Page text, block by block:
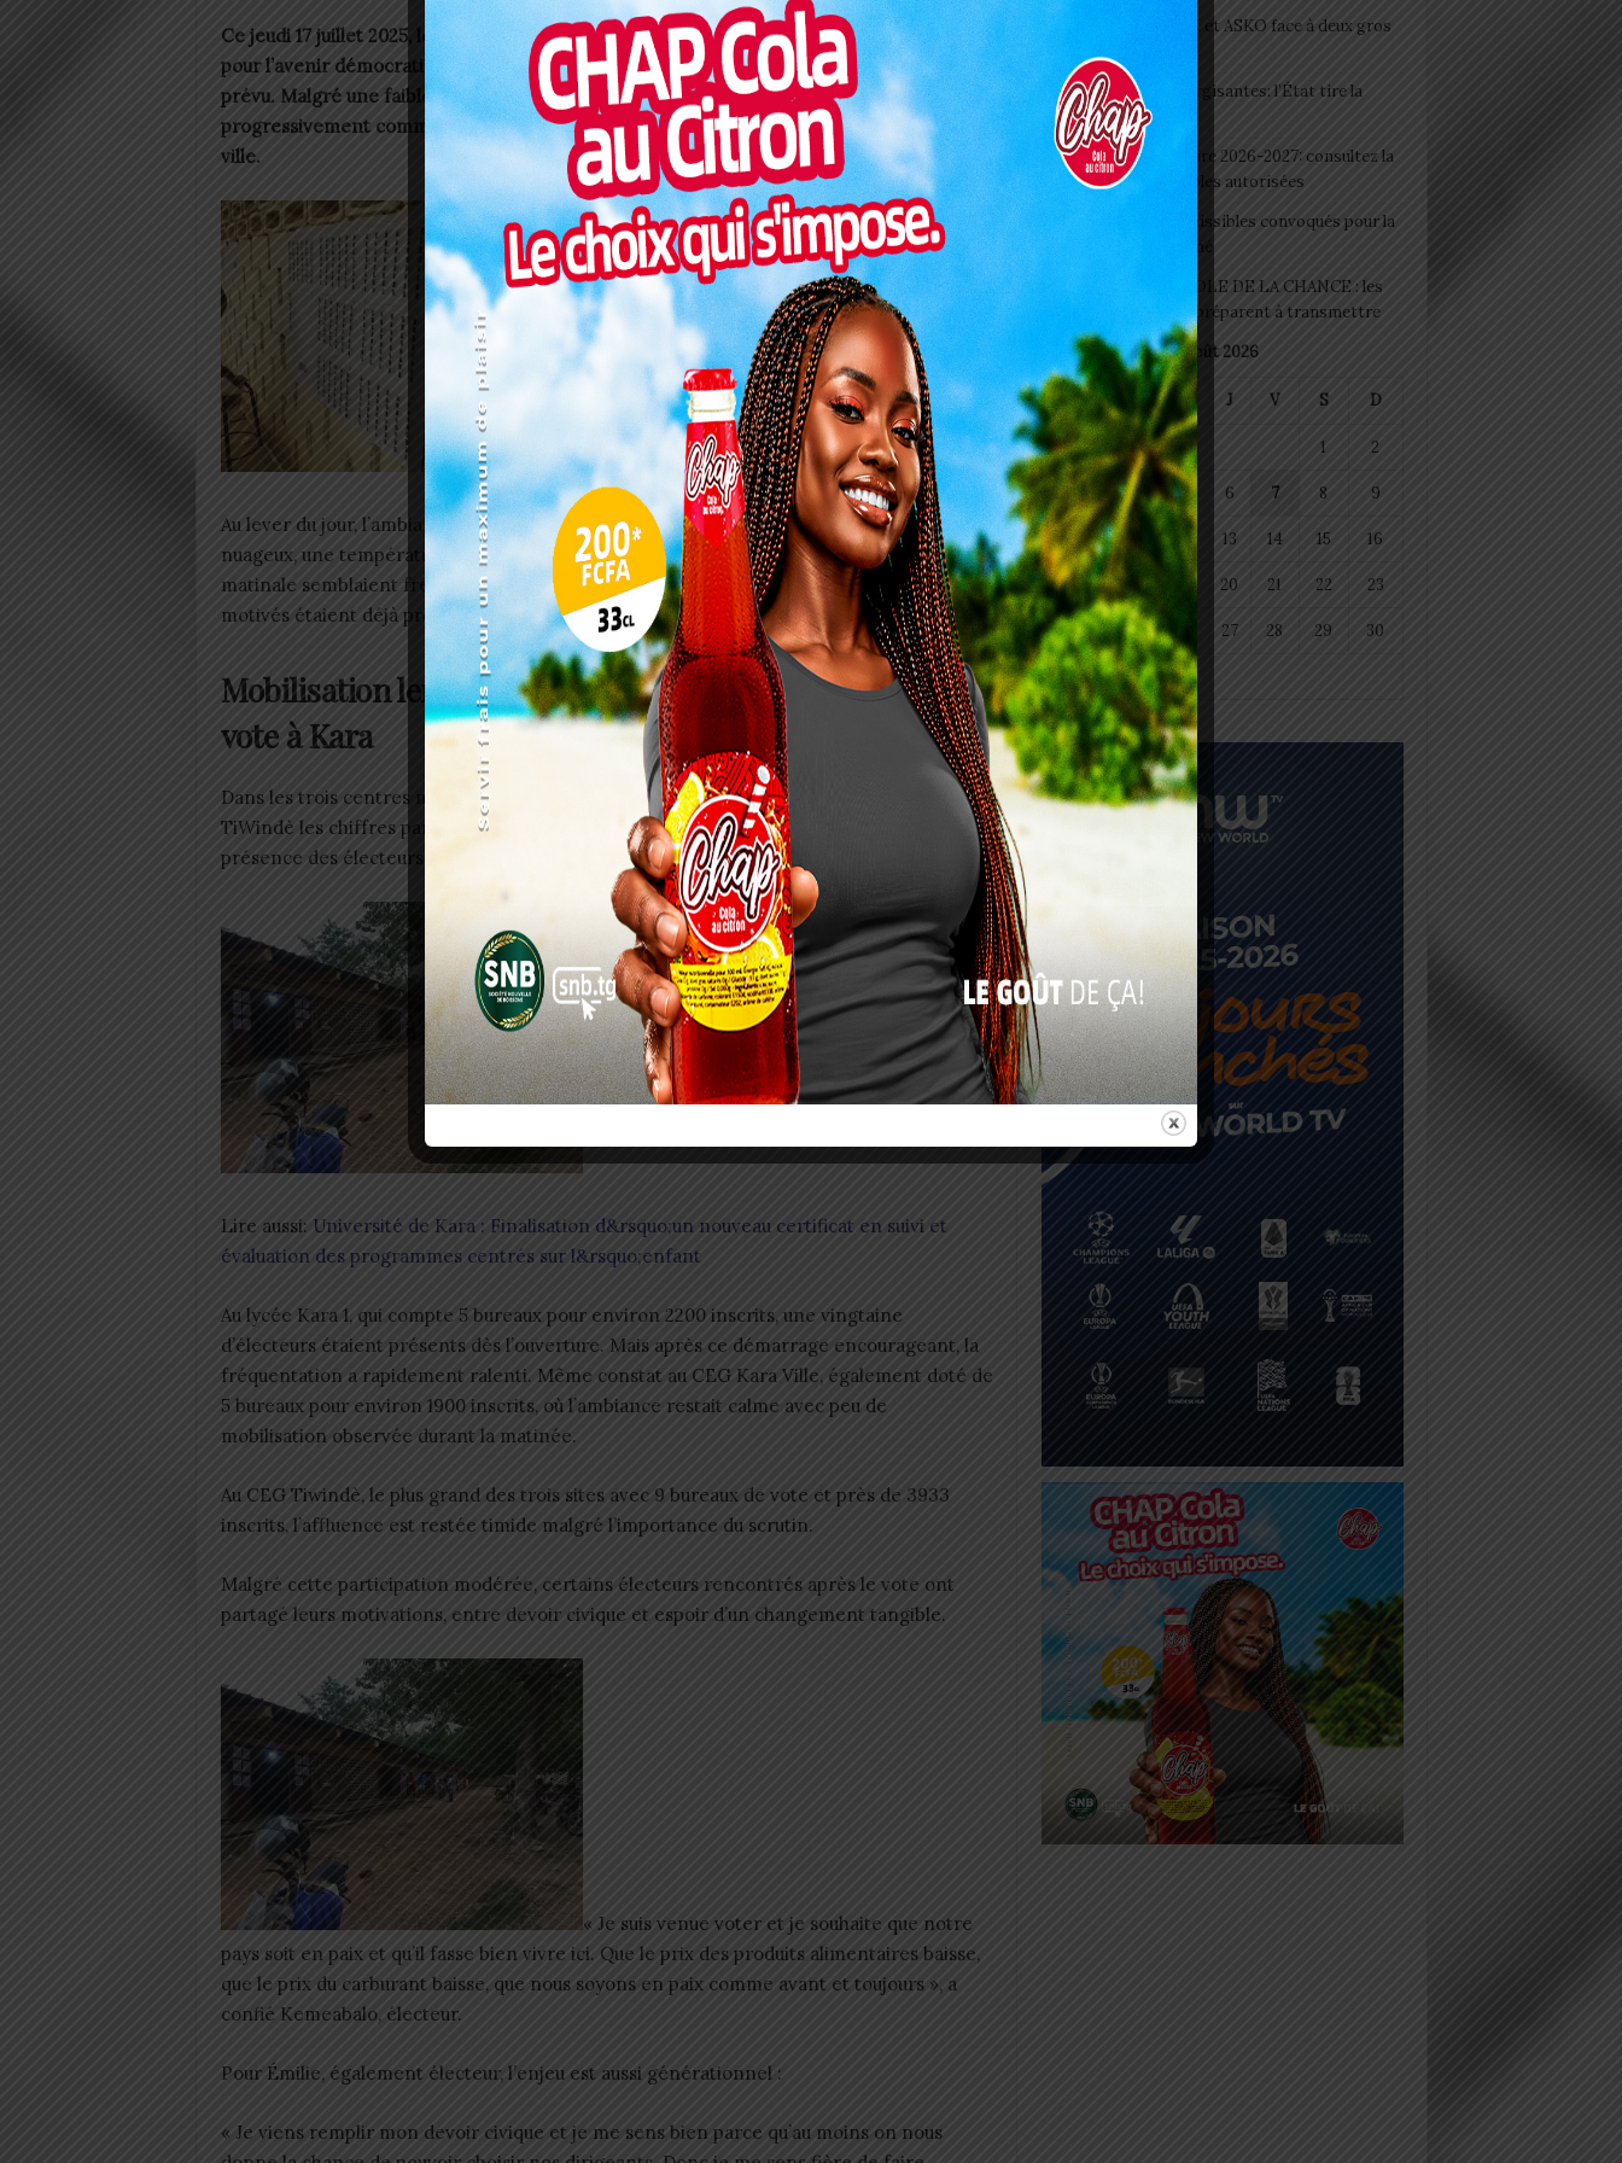
Ce jeudi 17 juillet 2025, les électeurs togolais se sont rendus aux urnes pour un scrutin
pour l’avenir démocratique du Togo. À Kara, les bureaux de vote ont ouvert à 7h comme
prévu. Malgré une faible affluence en début de matinée, les électeurs ont
progressivement commencé à se mobiliser dans les principaux centres de vote de la
ville.
Au lever du jour, l’ambiance était plutôtcalmedans les centres de vote de Kara. Le ciel
nuageux, une température douce d’environ 25°C et une humidité marquée par la rosée
matinale semblaient freiner les premiers déplacements. Pourtant, quelques citoyens
motivés étaient déjà présents dès l’ouverture.
Mobilisation lente mais palpable dans les centres de
vote à Kara
Dans les trois centres majeurs visités : le lycée Kara 1, le CEG Kara Ville et le CEG
TiWindè les chiffres parlent d’eux-mêmes : la participation a démarré lentement, mais la
présence des électeurs s’est intensifiée au fil des heures.
Lire aussi: Université de Kara : Finalisation d&rsquo;un nouveau certificat en suivi et
évaluation des programmes centrés sur l&rsquo;enfant
Au lycée Kara 1, qui compte 5 bureaux pour environ 2200 inscrits, une vingtaine
d’électeurs étaient présents dès l’ouverture. Mais après ce démarrage encourageant, la
fréquentation a rapidement ralenti. Même constat au CEG Kara Ville, également doté de
5 bureaux pour environ 1900 inscrits, où l’ambiance restait calme avec peu de
mobilisation observée durant la matinée.
Au CEG Tiwindè, le plus grand des trois sites avec 9 bureaux de vote et près de 3933
inscrits, l’affluence est restée timide malgré l’importance du scrutin.
Malgré cette participation modérée, certains électeurs rencontrés après le vote ont
partagé leurs motivations, entre devoir civique et espoir d’un changement tangible.
« Je suis venue voter et je souhaite que notre
pays soit en paix et qu’il fasse bien vivre ici. Que le prix des produits alimentaires baisse,
que le prix du carburant baisse, que nous soyons en paix comme avant et toujours », a
confié Kemeabalo, électeur.
Pour Émilie, également électeur, l’enjeu est aussi générationnel :
« Je viens remplir mon devoir civique et je me sens bien parce qu’au moins on nous
Interclubs CAF: ASCK et ASKO face à deux gros
morceaux
Togo/ Boissons énergisantes: l’État tire la
sonnette d’alarme
Togo/ Rentrée scolaire 2026-2027: consultez la
liste officielle des écoles autorisées
ESSAL 2026 : les admissibles convoqués pour la
visite médicale à Lomé
SWEDD+ Togo / ECOLE DE LA CHANCE : les
maitres-artisans se préparent à transmettre
août 2026
L M M J V S D
1 2
3 4 5 6 7 8 9
10 11 12 13 14 15 16
17 18 20 21 22 23
24 25 26 27 28 29 30
31
« Juil